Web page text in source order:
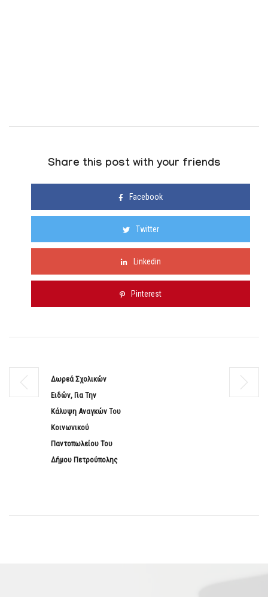
Share this post with your friends
Facebook
Twitter
Linkedin
Pinterest
Δωρεά Σχολικών
Ειδών, Για Την
Κάλυψη Αναγκών Του
Κοινωνικού
Παντοπωλείου Του
Δήμου Πετρούπολης